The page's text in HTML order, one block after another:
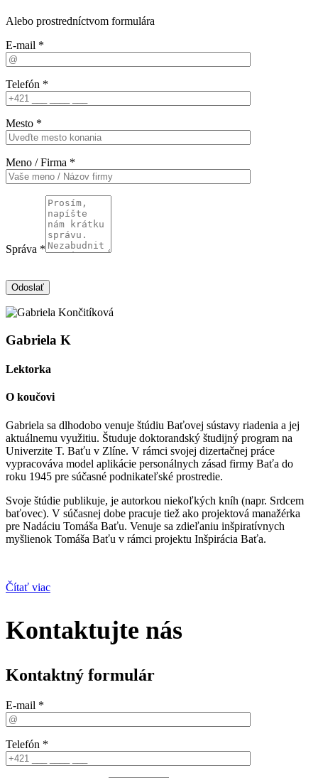
Alebo prostredníctvom formulára
E-mail *
Telefón *
Mesto *
Meno / Firma *
Správa *
Odoslať
Gabriela K
Lektorka
O koučovi
Gabriela sa dlhodobo venuje štúdiu Baťovej sústavy riadenia a jej
aktuálnemu využitiu. Študuje doktorandský študijný program na
Univerzite T. Baťu v Zlíne. V rámci svojej dizertačnej práce
vypracováva model aplikácie personálnych zásad firmy Baťa do
roku 1945 pre súčasné podnikateľské prostredie.
Svoje štúdie publikuje, je autorkou niekoľkých kníh (napr. Srdcem
baťovec). V súčasnej dobe pracuje tiež ako projektová manažérka
pre Nadáciu Tomáša Baťu. Venuje sa zdieľaniu inšpiratívnych
myšlienok Tomáša Baťu v rámci projektu Inšpirácia Baťa.
Čítať viac
Kontaktujte nás
Kontaktný formulár
E-mail *
Telefón *